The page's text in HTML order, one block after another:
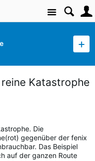
Site
Katastrophe
Die
gegenüber der fenix
Das Beispiel
auf der ganzen Route